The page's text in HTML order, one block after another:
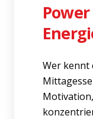
Wer kennt